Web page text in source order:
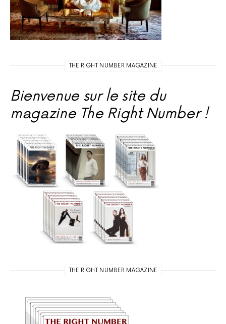
THE RIGHT NUMBER MAGAZINE
Bienvenue sur le site du
magazine The Right Number !
THE RIGHT NUMBER MAGAZINE